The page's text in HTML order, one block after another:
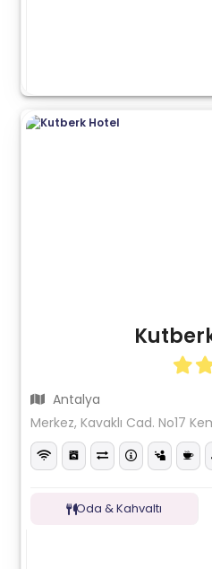
Antalya
Merkez, Kavaklı Cad. No17
Oda & Kahvaltı